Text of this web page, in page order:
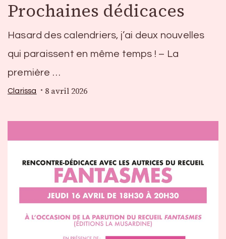
Prochaines dédicaces
Hasard des calendriers, j’ai deux nouvelles
qui paraissent en même temps ! – La
première …
Clarissa 8 avril 2026